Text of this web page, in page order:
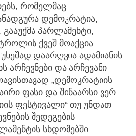
რომელმაც
დემოკრატია,
პარლამენტი,
ქვეშ მოაქცია
დაარღვია ადამიანის
არჩევნები და არჩევანი
„დემოკრატიის
ფასი და შინაარსი ვერ
ფესტივალი“ თუ უნდათ
შედეგების
სხდომებში